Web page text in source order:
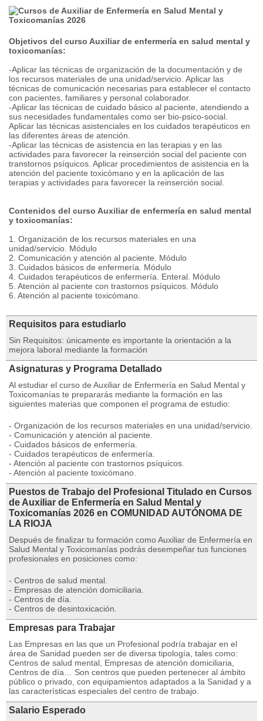
Objetivos del curso Auxiliar de enfermería en salud mental y
toxicomanías:
-Aplicar las técnicas de organización de la documentación y de
los recursos materiales de una unidad/servicio. Aplicar las
técnicas de comunicación necesarias para establecer el contacto
con pacientes, familiares y personal colaborador.
-Aplicar las técnicas de cuidado básico al paciente, atendiendo a
sus necesidades fundamentales como ser bio-psico-social.
Aplicar las técnicas asistenciales en los cuidados terapéuticos en
las diferentes áreas de atención.
-Aplicar las técnicas de asistencia en las terapias y en las
actividades para favorecer la reinserción social del paciente con
transtornos psíquicos. Aplicar procedimientos de asistencia en la
atención del paciente toxicómano y en la aplicación de las
terapias y actividades para favorecer la reinserción social.
Contenidos del curso Auxiliar de enfermería en salud mental
y toxicomanías:
1. Organización de los recursos materiales en una
unidad/servicio. Módulo
2. Comunicación y atención al paciente. Módulo
3. Cuidados básicos de enfermería. Módulo
4. Cuidados terapéuticos de enfermería. Enteral. Módulo
5. Atención al paciente con trastornos psíquicos. Módulo
6. Atención al paciente toxicómano.
Requisitos para estudiarlo
Sin Requisitos: únicamente es importante la orientación a la
mejora laboral mediante la formación
Asignaturas y Programa Detallado
Al estudiar el curso de Auxiliar de Enfermería en Salud Mental y
Toxicomanías te prepararás mediante la formación en las
siguientes materias que componen el programa de estudio:
- Organización de los recursos materiales en una unidad/servicio.
- Comunicación y atención al paciente.
- Cuidados básicos de enfermería.
- Cuidados terapéuticos de enfermería.
- Atención al paciente con trastornos psíquicos.
- Atención al paciente toxicómano.
Puestos de Trabajo del Profesional Titulado en Cursos
de Auxiliar de Enfermería en Salud Mental y
Toxicomanías 2026 en COMUNIDAD AUTÓNOMA DE
LA RIOJA
Después de finalizar tu formación como Auxiliar de Enfermería en
Salud Mental y Toxicomanías podrás desempeñar tus funciones
profesionales en posiciones como:
- Centros de salud mental.
- Empresas de atención domiciliaria.
- Centros de día.
- Centros de desintoxicación.
Empresas para Trabajar
Las Empresas en las que un Profesional podría trabajar en el
área de Sanidad pueden ser de diversa tipología, tales como:
Centros de salud mental, Empresas de atención domiciliaria,
Centros de día… Son centros que pueden pertenecer al ámbito
público o privado, con equipamientos adaptados a la Sanidad y a
las características especiales del centro de trabajo.
Salario Esperado